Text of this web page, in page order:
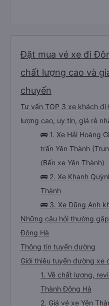
Đặt mua vé xe đi
chất lượng cao và
chuyến
Tư vấn TOP 3 xe khách
lượng cao, uy tín, giá rẻ
🚌 1. Xe Hải Hoàng
trấn Yên Thành
(Bến xe Yên Thành)
🚌 2. Xe Khanh
Thành
🚌 3. Xe Dũng Anh
Những câu hỏi thường
Đông Hà
Thông tin tuyến đường
Giới thiệu tuyến đường xe
1. Về chất lượng,
Thành Đông Hà
2. Giá vé xe Yên